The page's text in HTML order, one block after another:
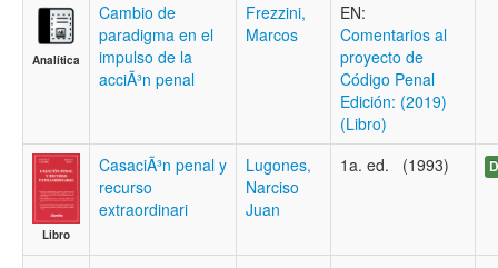
Analítica
Cambio de
paradigma en el
impulso de la
acciÃ³n penal
Frezzini,
Marcos
EN:
Comentarios al
proyecto de
Código Penal
Edición: (2019)
(Libro)
Libro
CasaciÃ³n penal y
recurso
extraordinari
Lugones,
Narciso
Juan
1a. ed. (1993)